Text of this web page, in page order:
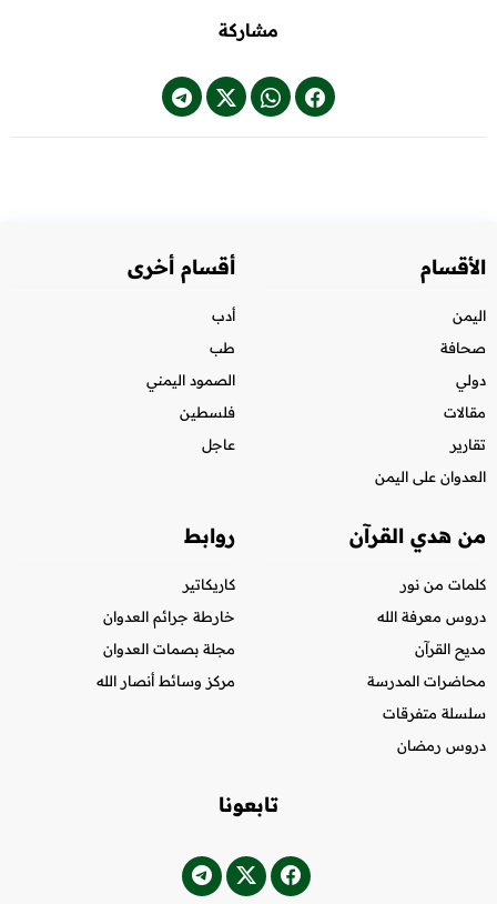
مشاركة
الأقسام
اليمن
صحافة
دولي
مقالات
تقارير
العدوان على اليمن
أقسام أخرى
أدب
طب
الصمود اليمني
فلسطين
عاجل
من هدي القرآن
كلمات من نور
دروس معرفة الله
مديح القرآن
محاضرات المدرسة
سلسلة متفرقات
دروس رمضان
روابط
كاريكاتير
خارطة جرائم العدوان
مجلة بصمات العدوان
مركز وسائط أنصار الله
تابعونا